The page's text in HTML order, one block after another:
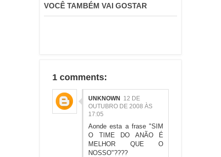
VOCÊ TAMBÉM VAI GOSTAR
1 comments:
UNKNOWN
12 DE
OUTUBRO DE 2008 ÀS
17:05
Aonde esta a frase "SIM
O TIME DO ANÃO É
MELHOR QUE O
NOSSO"????